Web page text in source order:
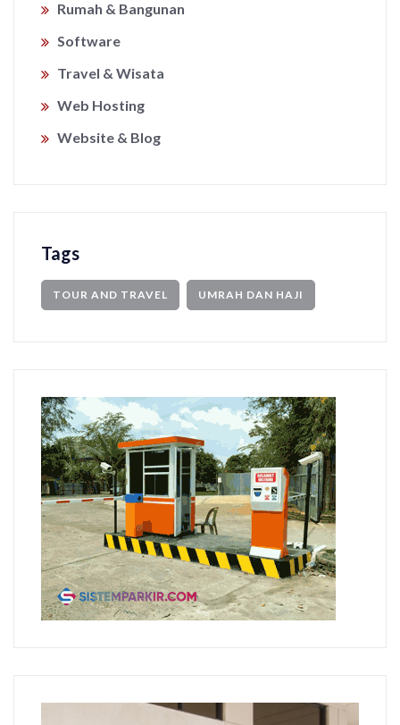
Rumah & Bangunan
Software
Travel & Wisata
Web Hosting
Website & Blog
Tags
TOUR AND TRAVEL UMRAH DAN HAJI